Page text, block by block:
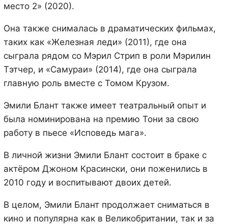
место 2» (2020).
Она также снималась в драматических фильмах,
таких как «Железная леди» (2011), где она
сыграла рядом со Мэрил Стрип в роли Мэрилин
Тэтчер, и «Самураи» (2014), где она сыграла
главную роль вместе с Томом Крузом.
Эмили Блант также имеет театральный опыт и
была номинирована на премию Тони за свою
работу в пьесе «Исповедь мага».
В личной жизни Эмили Блант состоит в браке с
актёром Джоном Красински, они поженились в
2010 году и воспитывают двоих детей.
В целом, Эмили Блант продолжает сниматься в
кино и популярна как в Великобритании, так и за